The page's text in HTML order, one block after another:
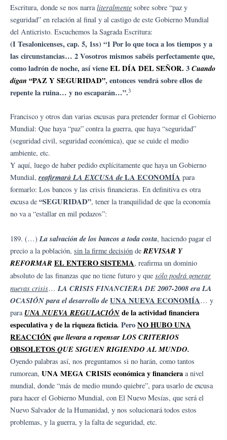
Escritura, donde se nos narraliteralmente sobre sobre “paz y
seguridad” en relación al final y al castigo de este Gobierno Mundial
del Anticristo. Escuchemos la Sagrada Escritura:
(I Tesalonicenses, cap. 5, 1ss) “1 Por lo que toca a los tiempos y a
las circunstancias… 2 Vosotros mismos sabéis perfectamente que,
como ladrón de noche, así vieneEL DÍA DEL SEÑOR. 3Cuando
digan “PAZ Y SEGURIDAD”, entonces vendrá sobre ellos de
repente la ruina… y no escaparán…”.3
Francisco y otros dan varias excusas para pretender formar el Gobierno
Mundial: Que haya “paz” contra la guerra, que haya “seguridad”
(seguridad civil, seguridad económica), que se cuide el medio
ambiente, etc.
Y aquí, luego de haber pedido explícitamente que haya un Gobierno
Mundial,reafirmará LA EXCUSA deLA ECONOMÍA para
formarlo: Los bancos y las crisis financieras. En definitiva es otra
excusa de “SEGURIDAD”, tener la tranquilidad de que la economía
no va a “estallar en mil pedazos”:
189. (…) La salvación de los bancos a toda costa, haciendo pagar el
precio a la población, sin la firme decisión de REVISAR Y
REFORMAR EL ENTERO SISTEMA, reafirma un dominio
absoluto de las finanzas que no tiene futuro y que sólo podrá generar
nuevas crisis… LA CRISIS FINANCIERA DE 2007-2008 era LA
OCASIÓN para el desarrollo deUNA NUEVA ECONOMÍA… y
para UNA NUEVA REGULACIÓNde la actividad financiera
especulativa y de la riqueza ficticia. PeroNO HUBO UNA
REACCIÓN que llevara a repensar LOS CRITERIOS
OBSOLETOSQUE SIGUEN RIGIENDO AL MUNDO.
Oyendo palabras así, nos preguntamos si no harán, como tantos
rumorean, UNA MEGA CRISIS económica y financiera a nivel
mundial, donde “más de medio mundo quiebre”, para usarlo de excusa
para hacer el Gobierno Mundial, con El Nuevo Mesías, que será el
Nuevo Salvador de la Humanidad, y nos solucionará todos estos
problemas, y la guerra, y la falta de seguridad, etc.